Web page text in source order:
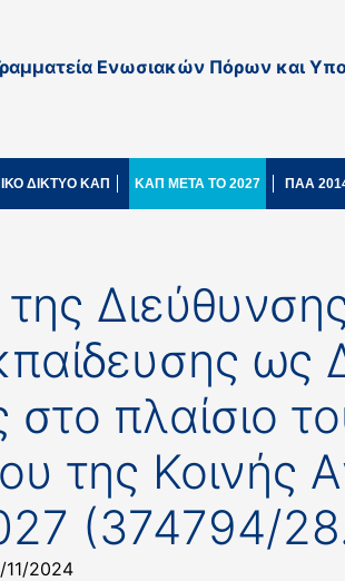
Ενωσιακών Πόρων και
ΔΙΚΤΥΟ ΚΑΠ ΚΑΠ ΜΕΤΑ ΤΟ 2027 ΠΑΑ
ως
πλαίσιο
της Κοινής
(374794/
11/2024